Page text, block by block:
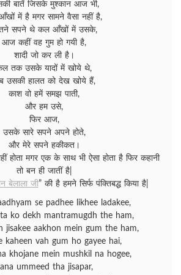
बातें जिसके मुश्कान आज भी,
में है मगर सामने वैसा नहीं है,
सपने थे कल आँखों में उसके,
आज कहीं वह गुम हो गयी है,
शादी जो कर ली है।
तक उसके यादों में खोये थे,
उसकी हालत को देख खोये हैं,
काश वो हमें समझ पाती,
और हम उसे,
फिर आज,
उसके सारे सपने अपने होते,
और मेरे सपने हकीकत।
होता मगर एक के साथ भी ऐसा होता है फिर कहानी
तो बन ही जातीं है|
बेलाला जी” की है हमने सिर्फ पंक्तिबद्ध किया है|
se padhee likhee ladakee,
ko dekh mantramugdh the ham,
jisakee aakhon mein gum the ham,
kaheen vah gum ho gayee hai,
khojane mein mushkil na hogee,
ummeed tha jisapar,